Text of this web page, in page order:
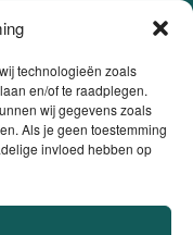
technologieën zoals
en/of te raadplegen.
wij gegevens zoals
Als je geen toestemming
invloed hebben op
voor
katten
kopen